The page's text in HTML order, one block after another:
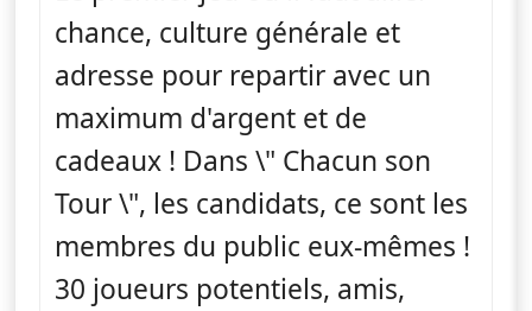
chance, culture générale et
adresse pour repartir avec un
maximum d'argent et de
cadeaux ! Dans \" Chacun son
Tour \", les candidats, ce sont les
membres du public eux-mêmes !
30 joueurs potentiels, amis,